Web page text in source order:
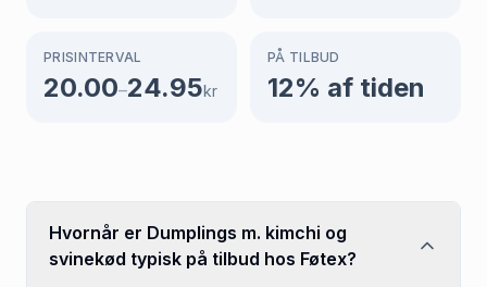
PRISINTERVAL
20.00–24.95kr
PÅ TILBUD
12% af tiden
Hvornår er Dumplings m. kimchi og
svinekød typisk på tilbud hos Føtex?